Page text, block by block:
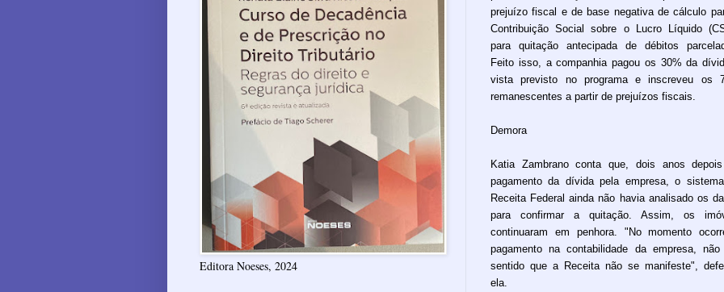
prejuízo fiscal e de base negativa de cálculo
Contribuição Social sobre o Lucro Líquido
para quitação antecipada de débitos
Feito isso, a companhia pagou os 30% da
vista previsto no programa e inscreveu os
remanescentes a partir de prejuízos fiscais.
Demora
Katia Zambrano conta que, dois anos
pagamento da dívida pela empresa, o
Receita Federal ainda não havia analisado os
para confirmar a quitação. Assim, os
continuaram em penhora. "No momento
pagamento na contabilidade da empresa, não
sentido que a Receita não se manifeste",
ela.
Editora Noeses, 2024